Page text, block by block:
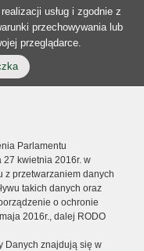
usług i zgodnie z
przechowywania lub
przeglądarce.
Parlamentu
27 kwietnia 2016r. w
z przetwarzaniem danych
takich danych oraz
o ochronie
2016r., dalej RODO
Danych znajdują się w